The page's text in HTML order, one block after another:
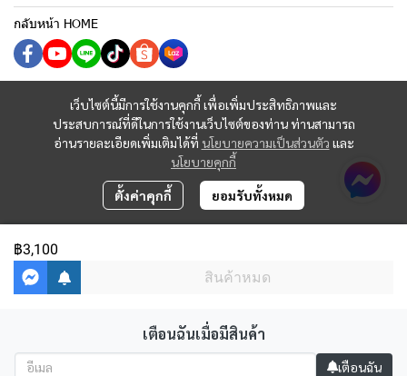
฿3,100
สินค้าหมด
เตือนฉันเมื่อมีสินค้า
เตือนฉัน
เว็บไซต์นี้มีการใช้งานคุกกี้ เพื่อเพิ่มประสิทธิภาพและ
ประสบการณ์ที่ดีในการใช้งานเว็บไซต์ของท่าน ท่านสามารถ
อ่านรายละเอียดเพิ่มเติมได้ที่ นโยบายความเป็นส่วนตัว และ
นโยบายคุกกี้
ตั้งค่าคุกกี้ ยอมรับทั้งหมด
กลับหน้า HOME